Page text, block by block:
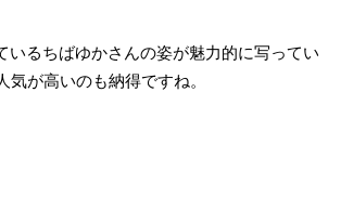
いるちばゆかさんの姿が魅力的に写ってい
気が高いのも納得ですね。